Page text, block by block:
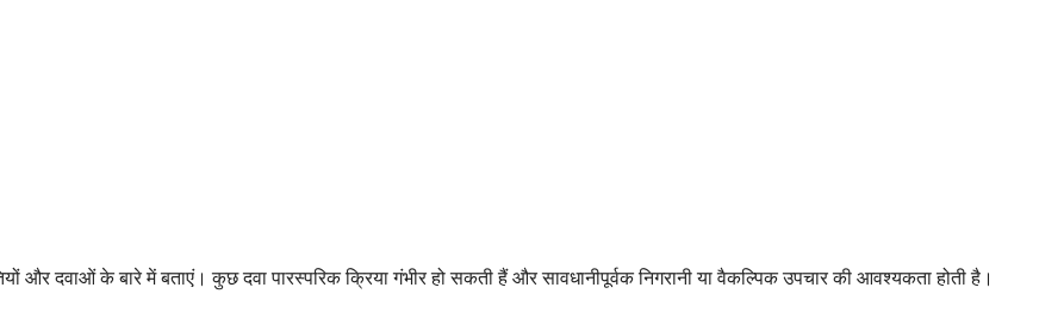
दवाओं के बारे में बताएं। कुछ दवा पारस्परिक क्रिया गंभीर हो सकती हैं और सावधानीपूर्वक निगरानी या वैकल्पिक उपचार की आवश्यकता होती है।